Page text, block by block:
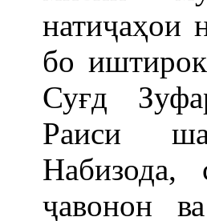
натиҷаҳои
бо
Суғд
Раиси
Набизода,
ҷавонон